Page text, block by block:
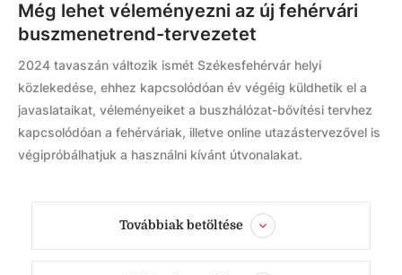
Még lehet véleményezni az új fehérvári
buszmenetrend-tervezetet
2024 tavaszán változik ismét Székesfehérvár helyi
közlekedése, ehhez kapcsolódóan év végéig küldhetik el a
javaslataikat, véleményeiket a buszhálózat-bővítési tervhez
kapcsolódóan a fehérváriak, illetve online utazástervezővel is
végipróbálhatjuk a használni kívánt útvonalakat.
Továbbiak betöltése